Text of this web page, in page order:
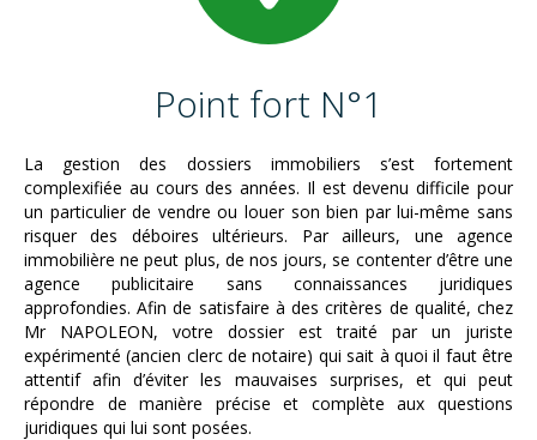
Point fort N°1
La gestion des dossiers immobiliers s’est fortement
complexifiée au cours des années. Il est devenu difficile pour
un particulier de vendre ou louer son bien par lui-même sans
risquer des déboires ultérieurs. Par ailleurs, une agence
immobilière ne peut plus, de nos jours, se contenter d’être une
agence publicitaire sans connaissances juridiques
approfondies. Afin de satisfaire à des critères de qualité, chez
Mr NAPOLEON, votre dossier est traité par un juriste
expérimenté (ancien clerc de notaire) qui sait à quoi il faut être
attentif afin d’éviter les mauvaises surprises, et qui peut
répondre de manière précise et complète aux questions
juridiques qui lui sont posées.